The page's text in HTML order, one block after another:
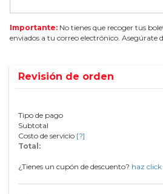
Importante: No tienes que recoger tus
enviados a tu correo electrónico. Asegúrate
Revisión de orden
Tipo de pago
Subtotal
Costo de servicio [?]
Total:
¿Tienes un cupón de descuento? haz click